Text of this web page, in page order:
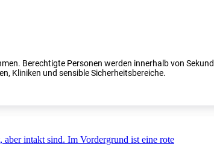
Berechtigte Personen werden innerhalb von
Kliniken und sensible Sicherheitsbereiche.